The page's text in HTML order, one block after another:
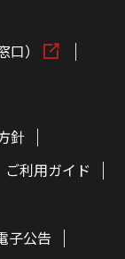
）
針
ご利用ガイド
子公告